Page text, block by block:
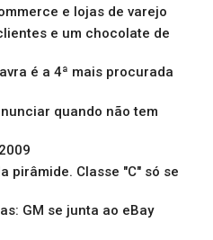
e lojas de varejo
e um chocolate de
é a 4ª mais procurada
quando não tem
pirâmide. Classe "C" só se
GM se junta ao eBay